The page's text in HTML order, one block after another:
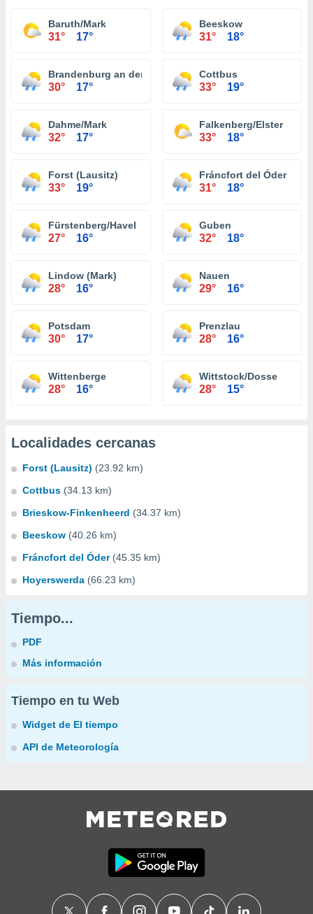
Baruth/Mark
31° 17°
Beeskow
31° 18°
Brandenburg an der Havel
30° 17°
Cottbus
33° 19°
Dahme/Mark
32° 17°
Falkenberg/Elster
33° 18°
Forst (Lausitz)
33° 19°
Fráncfort del Óder
31° 18°
Fürstenberg/Havel
27° 16°
Guben
32° 18°
Lindow (Mark)
28° 16°
Nauen
29° 16°
Potsdam
30° 17°
Prenzlau
28° 16°
Wittenberge
28° 16°
Wittstock/Dosse
28° 15°
Localidades cercanas
Forst (Lausitz) (23.92 km)
Cottbus (34.13 km)
Brieskow-Finkenheerd (34.37 km)
Beeskow (40.26 km)
Fráncfort del Óder (45.35 km)
Hoyerswerda (66.23 km)
Tiempo...
PDF
Más información
Tiempo en tu Web
Widget de El tiempo
API de Meteorología